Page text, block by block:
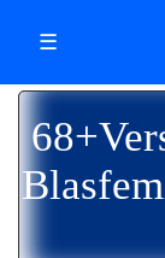
☰